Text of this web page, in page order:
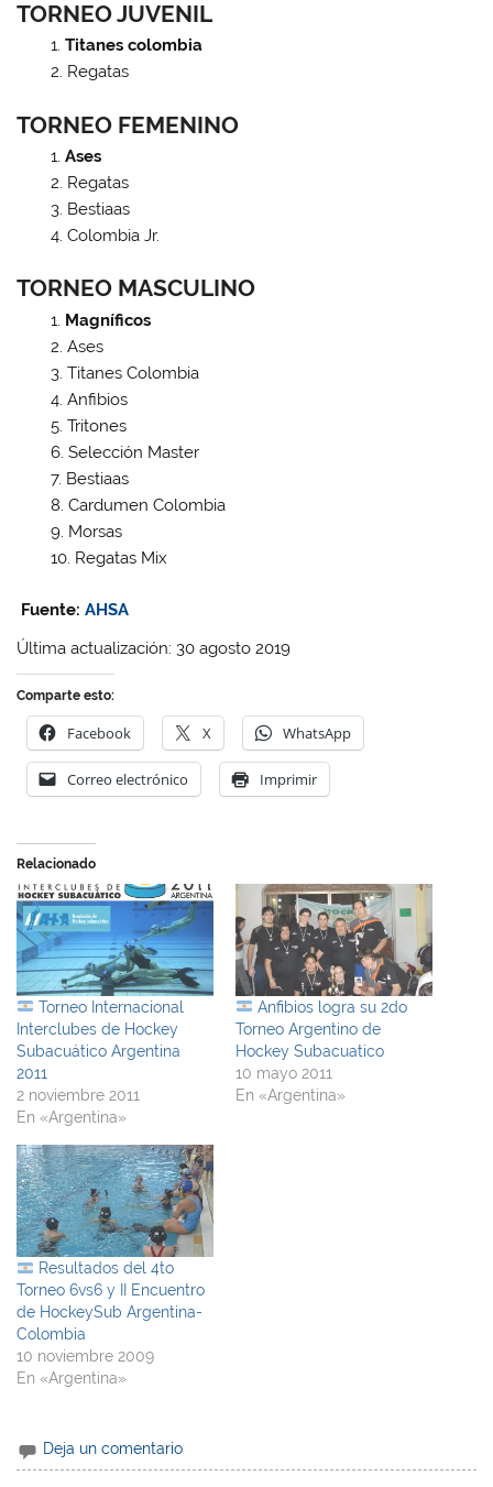
TORNEO JUVENIL
Titanes colombia
Regatas
TORNEO FEMENINO
Ases
Regatas
Bestiaas
Colombia Jr.
TORNEO MASCULINO
Magníficos
Ases
Titanes Colombia
Anfibios
Tritones
Selección Master
Bestiaas
Cardumen Colombia
Morsas
Regatas Mix
Fuente:AHSA
Última actualización: 30 agosto 2019
Comparte esto:
Facebook X WhatsApp
Correo electrónico Imprimir
Relacionado
Torneo Internacional
Interclubes de Hockey
Subacuático Argentina
2011
2 noviembre 2011
En «Argentina»
Anfibios logra su 2do
Torneo Argentino de
Hockey Subacuatico
10 mayo 2011
En «Argentina»
Resultados del 4to
Torneo 6vs6 y II Encuentro
de HockeySub Argentina-
Colombia
10 noviembre 2009
En «Argentina»
Deja un comentario